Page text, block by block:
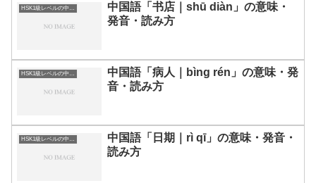
HSK1級レベルの中国語
中国語「书店｜shū diàn」の意味・
発音・読み方
HSK1級レベルの中国語
中国語「病人｜bìng rén」の意味・発
音・読み方
HSK1級レベルの中国語
中国語「日期｜rì qī」の意味・発音・
読み方